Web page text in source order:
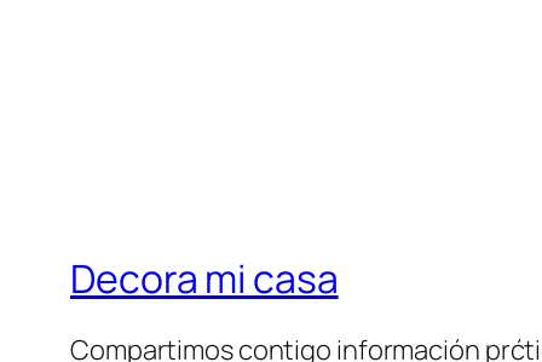
Decora mi casa
Compartimos contigo información